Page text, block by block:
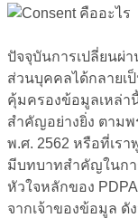
ปัจจุบันการเปลี่ยนผ่
ส่วนบุคคลได้กลายเ
คุ้มครองข้อมูลเหล่า
สำคัญอย่างยิ่ง ตาม
พ.ศ. 2562 หรือที่เร
มีบทบาทสำคัญในก
หัวใจหลักของ
จากเจ้าของข้อมูล ดั